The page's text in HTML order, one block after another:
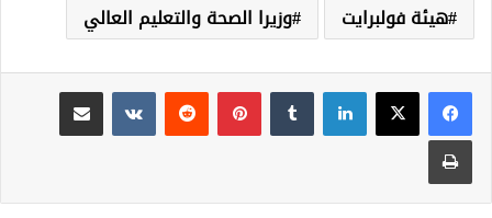
هيئة فولبرايت
وزيرا الصحة والتعليم العالي
لينكدإن بينتيريست